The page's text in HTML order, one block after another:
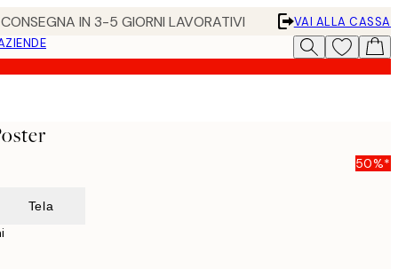
IN 3-5 GIORNI LAVORATIVI
VAI ALLA CASSA
50%*
Tela